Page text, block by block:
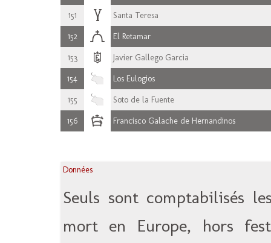
151 Santa Teresa
152 El Retamar
153 Javier Gallego Garcia
154 Los Eulogios
155 Soto de la Fuente
156 Francisco Galache de Hernandinos
Données
Seuls sont comptabilisés
mort en Europe, hors